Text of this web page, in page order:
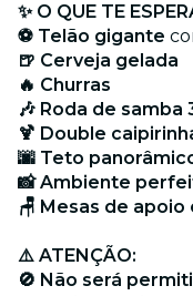
✨ O QUE TE
⚽ Telão gigante
🍺 Cerveja gelada
🔥 Churras
🎶 Roda de samba
🍹 Double
🌆 Teto
📸 Ambiente
🪑 Mesas de apoio
⚠️ ATENÇÃO:
🚫 Não será